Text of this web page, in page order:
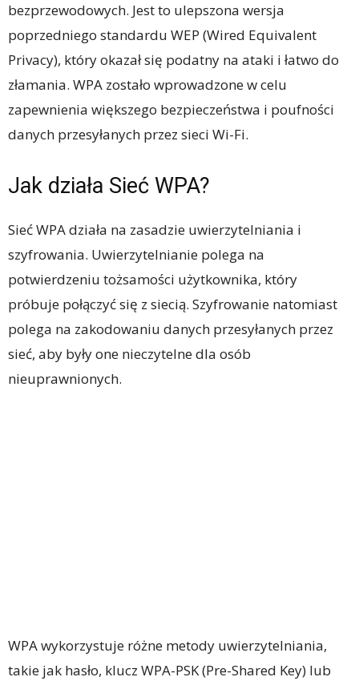
bezprzewodowych. Jest to ulepszona wersja
poprzedniego standardu WEP (Wired Equivalent
Privacy), który okazał się podatny na ataki i łatwo do
złamania. WPA zostało wprowadzone w celu
zapewnienia większego bezpieczeństwa i poufności
danych przesyłanych przez sieci Wi-Fi.
Jak działa Sieć WPA?
Sieć WPA działa na zasadzie uwierzytelniania i
szyfrowania. Uwierzytelnianie polega na
potwierdzeniu tożsamości użytkownika, który
próbuje połączyć się z siecią. Szyfrowanie natomiast
polega na zakodowaniu danych przesyłanych przez
sieć, aby były one nieczytelne dla osób
nieuprawnionych.
WPA wykorzystuje różne metody uwierzytelniania,
takie jak hasło, klucz WPA-PSK (Pre-Shared Key) lub